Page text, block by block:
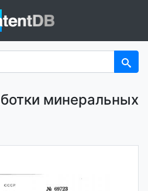
минеральных